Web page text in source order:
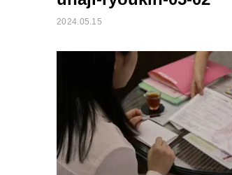
2024.05.15